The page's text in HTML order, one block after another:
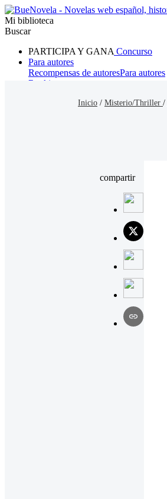
Mi biblioteca
Buscar
PARTICIPA Y GANA Concurso
Para autores
Recompensas de autoresPara autores
Ranking
Inicio / Misterio/Thriller /
compartir